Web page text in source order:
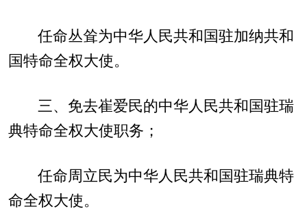
任命丛耸为中华人民共和国驻加纳共和
国特命全权大使。
三、免去崔爱民的中华人民共和国驻瑞
典特命全权大使职务；
任命周立民为中华人民共和国驻瑞典特
命全权大使。